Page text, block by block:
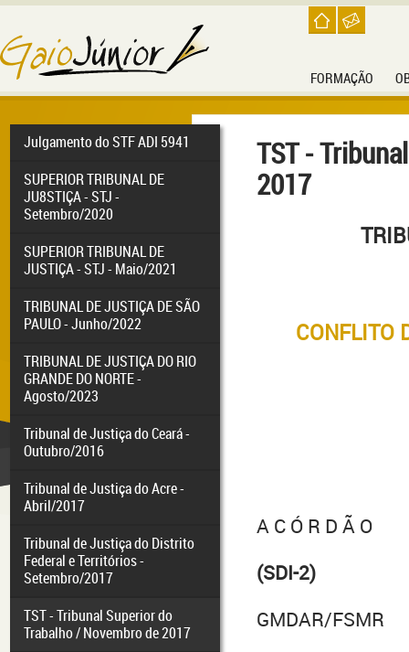
FORMAÇÃO
Julgamento do STF ADI 5941
SUPERIOR TRIBUNAL DE
JU8STIÇA - STJ -
Setembro/2020
SUPERIOR TRIBUNAL DE
JUSTIÇA - STJ - Maio/2021
TRIBUNAL DE JUSTIÇA DE SÃO
PAULO - Junho/2022
TRIBUNAL DE JUSTIÇA DO RIO
GRANDE DO NORTE -
Agosto/2023
Tribunal de Justiça do Ceará -
Outubro/2016
Tribunal de Justiça do Acre -
Abril/2017
Tribunal de Justiça do Distrito
Federal e Territórios -
Setembro/2017
TST - Tribunal Superior do
Trabalho / Novembro de 2017
TST -
2017
CONFLITO
A C Ó R D Ã O
(SDI-2)
GMDAR/FSMR